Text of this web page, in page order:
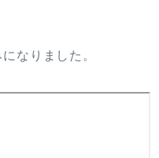
なりました。